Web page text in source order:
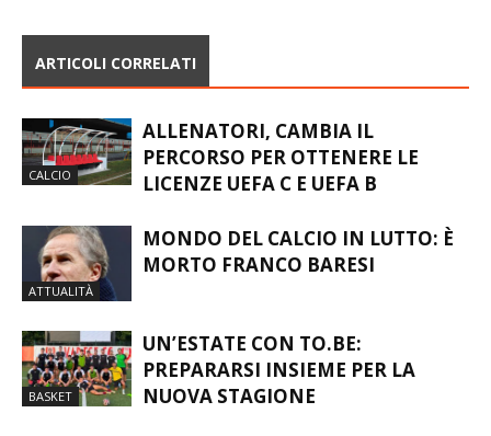
ARTICOLI CORRELATI
CALCIO
ALLENATORI, CAMBIA IL
PERCORSO PER OTTENERE LE
LICENZE UEFA C E UEFA B
ATTUALITÀ
MONDO DEL CALCIO IN LUTTO: È
MORTO FRANCO BARESI
BASKET
UN’ESTATE CON TO.BE:
PREPARARSI INSIEME PER LA
NUOVA STAGIONE